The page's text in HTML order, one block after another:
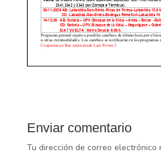
Enviar comentario
Tu dirección de correo electrónico